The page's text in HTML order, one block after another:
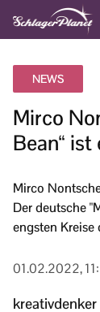
NEWS
Mirco
Bean“
Mirco
Der deutsche
engsten Kreise
01.02.2022,
kreativdenker